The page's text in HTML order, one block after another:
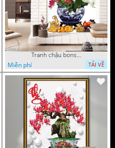
Tranh chậu bonsai in canvas hoa phong lan khoe sắc dán tường
Miễn phí
TẢI VỀ